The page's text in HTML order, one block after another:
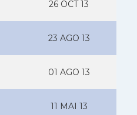
26 OCT 13
23 AGO 13
01 AGO 13
11 MAI 13